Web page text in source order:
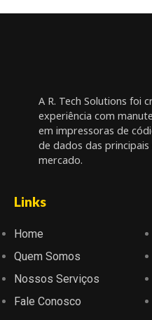
A R. Tech Solutions foi
experiência com
em impressoras de
de dados das
mercado.
Links
Home
Quem Somos
Nossos Serviços
Fale Conosco